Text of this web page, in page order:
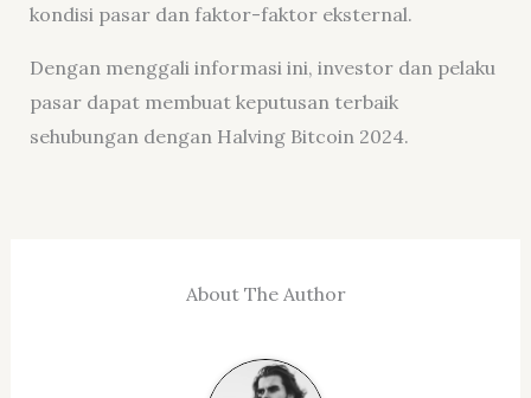
kondisi pasar dan faktor-faktor eksternal.
Dengan menggali informasi ini, investor dan pelaku
pasar dapat membuat keputusan terbaik
sehubungan dengan Halving Bitcoin 2024.
About The Author